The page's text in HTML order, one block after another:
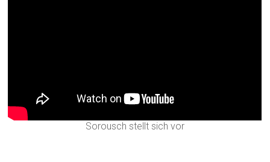
Sorousch stellt sich vor